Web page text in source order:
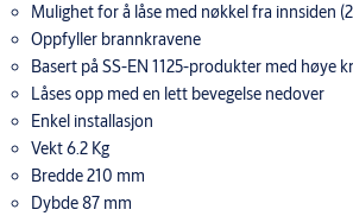
Mulighet for å låse med nøkkel fra innsiden
Oppfyller brannkravene
Basert på SS-EN 1125-produkter med høye
Låses opp med en lett bevegelse nedover
Enkel installasjon
Vekt 6.2 Kg
Bredde 210 mm
Dybde 87 mm